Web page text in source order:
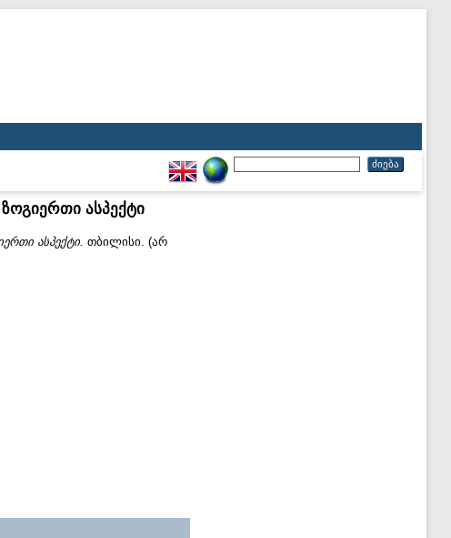
ასპექტი
ასპექტი. თბილისი. (არ